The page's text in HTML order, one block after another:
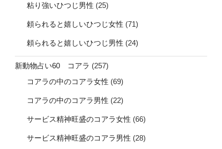
粘り強いひつじ男性 (25)
頼られると嬉しいひつじ女性 (71)
頼られると嬉しいひつじ男性 (24)
新動物占い60 コアラ (257)
コアラの中のコアラ女性 (69)
コアラの中のコアラ男性 (22)
サービス精神旺盛のコアラ女性 (66)
サービス精神旺盛のコアラ男性 (28)